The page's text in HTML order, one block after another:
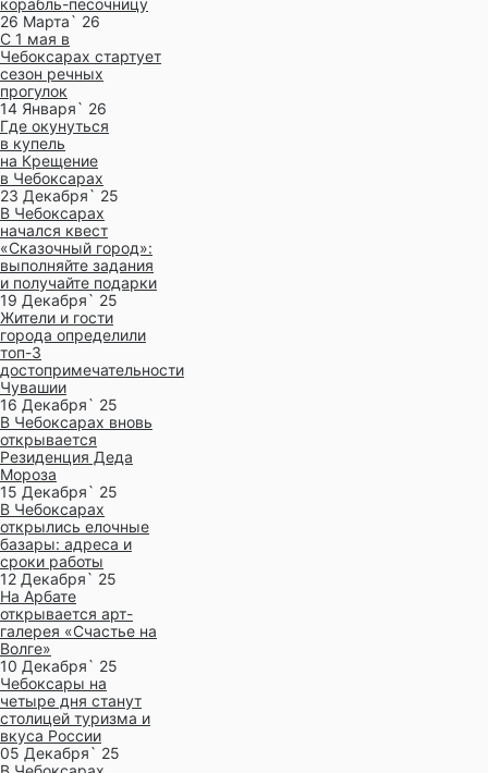
26 Марта` 26
С 1 мая в
Чебоксарах стартует
сезон речных
прогулок
14 Января` 26
Где окунуться
в купель
на Крещение
в Чебоксарах
23 Декабря` 25
В Чебоксарах
начался квест
«Сказочный город»:
выполняйте задания
и получайте подарки
19 Декабря` 25
Жители и гости
города определили
топ-3
достопримечательности
Чувашии
16 Декабря` 25
В Чебоксарах вновь
открывается
Резиденция Деда
Мороза
15 Декабря` 25
В Чебоксарах
открылись елочные
базары: адреса и
сроки работы
12 Декабря` 25
На Арбате
открывается арт-
галерея «Счастье на
Волге»
10 Декабря` 25
Чебоксары на
четыре дня станут
столицей туризма и
вкуса России
05 Декабря` 25